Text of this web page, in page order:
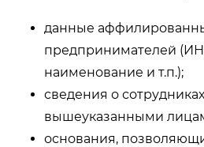
данные
предпринимателей
наименование и т.п.);
сведения о
вышеуказанными
основания,